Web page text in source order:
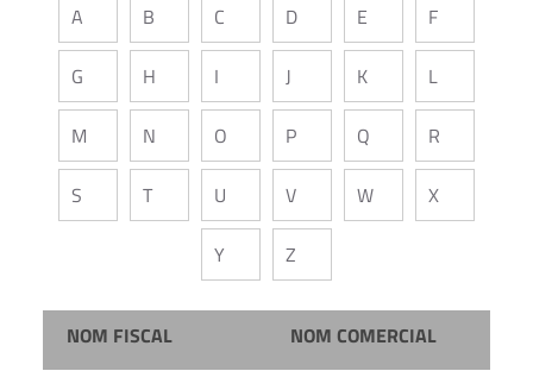
A B C D E F
G H I J K L
M N O P Q R
S T U V W X
Y Z
NOM FISCAL NOM COMERCIAL